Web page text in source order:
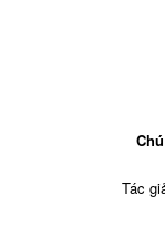
Tác